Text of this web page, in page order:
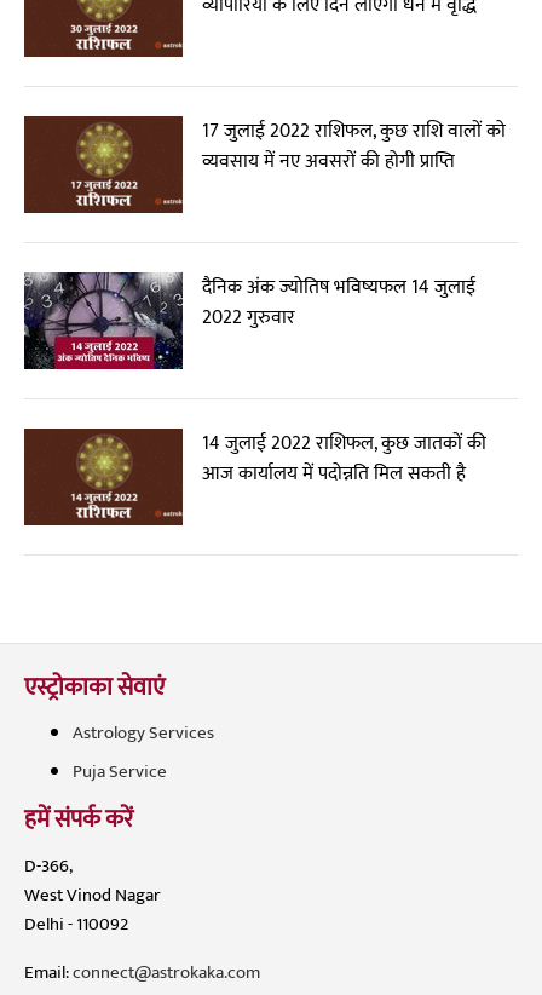
17 जुलाई 2022 राशिफल, कुछ राशि वालों को
व्यवसाय में नए अवसरों की होगी प्राप्ति
दैनिक अंक ज्योतिष भविष्यफल 14 जुलाई
2022 गुरुवार
14 जुलाई 2022 राशिफल, कुछ जातकों की
आज कार्यालय में पदोन्नति मिल सकती है
एस्ट्रोकाका सेवाएं
Astrology Services
Puja Service
हमें संपर्क करें
D-366,
West Vinod Nagar
Delhi - 110092
Email:connect@astrokaka.com